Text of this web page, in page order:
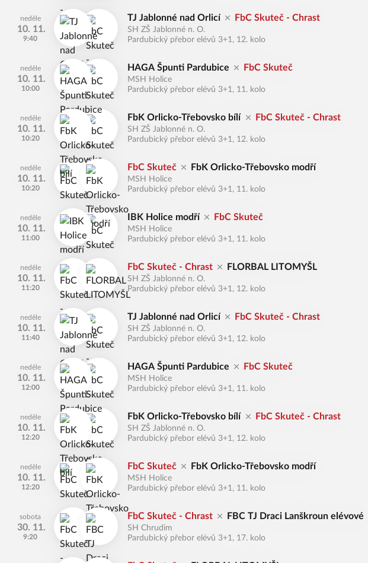
neděle
10. 11.
9:40
TJ Jablonné nad Orlicí FbC Skuteč - Chrast
SH ZŠ Jablonné n. O.
Pardubický přebor elévů 3+1, 12. kolo
neděle
10. 11.
10:00
HAGA Špunti Pardubice FbC Skuteč
MSH Holice
Pardubický přebor elévů 3+1, 11. kolo
neděle
10. 11.
10:20
FbK Orlicko-Třebovsko bílí FbC Skuteč - Chrast
SH ZŠ Jablonné n. O.
Pardubický přebor elévů 3+1, 12. kolo
neděle
10. 11.
10:20
FbC Skuteč FbK Orlicko-Třebovsko modří
MSH Holice
Pardubický přebor elévů 3+1, 11. kolo
neděle
10. 11.
11:00
IBK Holice modří FbC Skuteč
MSH Holice
Pardubický přebor elévů 3+1, 11. kolo
neděle
10. 11.
11:20
FbC Skuteč - Chrast FLORBAL LITOMYŠL
SH ZŠ Jablonné n. O.
Pardubický přebor elévů 3+1, 12. kolo
neděle
10. 11.
11:40
TJ Jablonné nad Orlicí FbC Skuteč - Chrast
SH ZŠ Jablonné n. O.
Pardubický přebor elévů 3+1, 12. kolo
neděle
10. 11.
12:00
HAGA Špunti Pardubice FbC Skuteč
MSH Holice
Pardubický přebor elévů 3+1, 11. kolo
neděle
10. 11.
12:20
FbK Orlicko-Třebovsko bílí FbC Skuteč - Chrast
SH ZŠ Jablonné n. O.
Pardubický přebor elévů 3+1, 12. kolo
neděle
10. 11.
12:20
FbC Skuteč FbK Orlicko-Třebovsko modří
MSH Holice
Pardubický přebor elévů 3+1, 11. kolo
sobota
30. 11.
9:20
FbC Skuteč - Chrast FBC TJ Draci Lanškroun elévové
SH Chrudim
Pardubický přebor elévů 3+1, 17. kolo